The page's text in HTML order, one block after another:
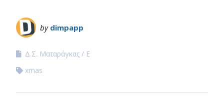
by dimpapp
Δ.Σ. Ματαράγκας
Ε
xmas